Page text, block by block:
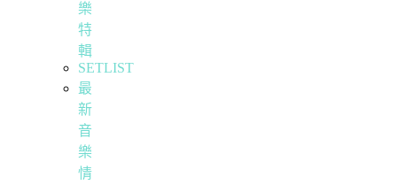
樂
特
輯
SETLIST
最
新
音
樂
情